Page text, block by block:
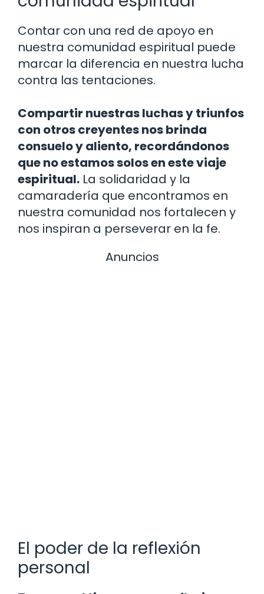
Contar con una red de apoyo en
nuestra comunidad espiritual puede
marcar la diferencia en nuestra lucha
contra las tentaciones.
Compartir nuestras luchas y triunfos
con otros creyentes nos brinda
consuelo y aliento, recordándonos
que no estamos solos en este viaje
espiritual. La solidaridad y la
camaradería que encontramos en
nuestra comunidad nos fortalecen y
nos inspiran a perseverar en la fe.
Anuncios
El poder de la reflexión
personal